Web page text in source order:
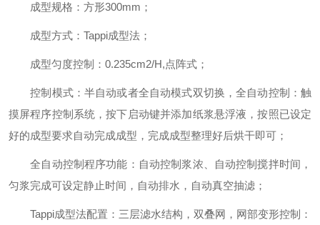
成型规格：方形300mm；
成型方式：Tappi成型法；
成型匀度控制：0.235cm2/H,点阵式；
控制模式：半自动或者全自动模式双切换，全自动控制：触
摸屏程序控制系统，按下启动键并添加纸浆悬浮液，按照已设定
好的成型要求自动完成成型，完成成型整理好后烘干即可；
全自动控制程序功能：自动控制浆浓、自动控制搅拌时间，
匀浆完成可设定静止时间，自动排水，自动真空抽滤；
Tappi成型法配置：三层滤水结构，双叠网，网部变形控制：